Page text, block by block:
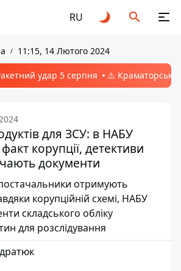
RU
11:15, 14 Лютого 2024
удар 5 серпня ⚠️ Краматорськ,
для ЗСУ: в НАБУ
корупції, детективи
документи
отримують
корупційній схемі, НАБУ
складського обліку
для розслідування